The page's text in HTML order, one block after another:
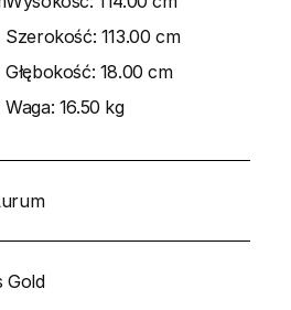
Szerokość: 113.00 cm
Głębokość: 18.00 cm
Waga: 16.50 kg
Gold